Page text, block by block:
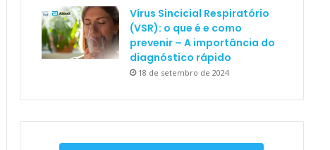
Vírus Sincicial Respiratório
(VSR): o que é e como
prevenir – A importância do
diagnóstico rápido
18 de setembro de 2024